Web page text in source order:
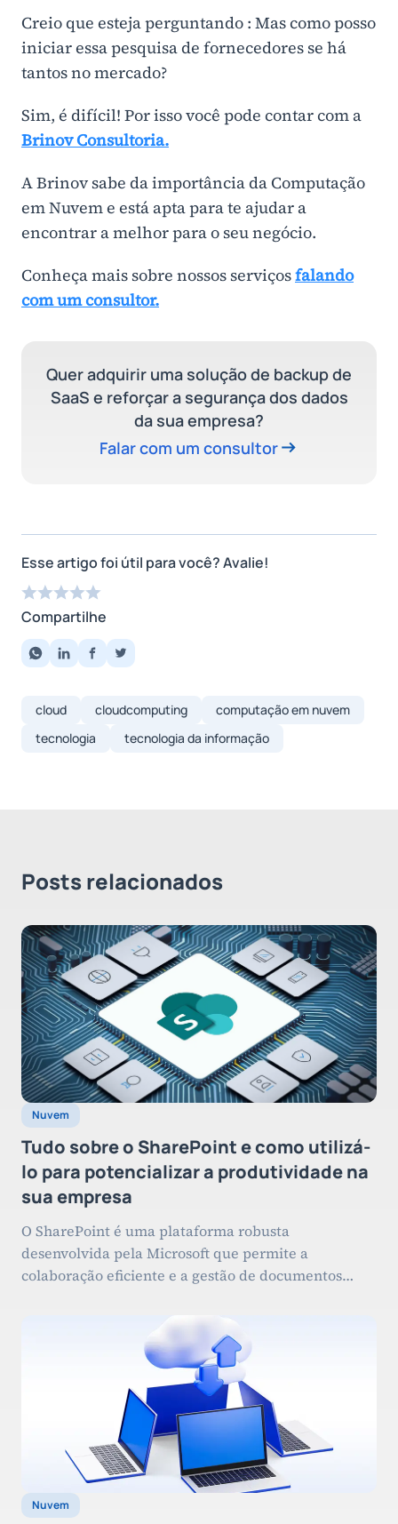
Creio que esteja perguntando : Mas como posso
iniciar essa pesquisa de fornecedores se há
tantos no mercado?
Sim, é difícil! Por isso você pode contar com a
Brinov Consultoria.
A Brinov sabe da importância da Computação
em Nuvem e está apta para te ajudar a
encontrar a melhor para o seu negócio.
Conheça mais sobre nossos serviçosfalando
com um consultor.
Quer adquirir uma solução de backup de
SaaS e reforçar a segurança dos dados
da sua empresa?
Falar com um consultor
Esse artigo foi útil para você? Avalie!
Compartilhe
cloud cloudcomputing
computação em nuvem
tecnologia
tecnologia da informação
Posts relacionados
Nuvem
Tudo sobre o SharePoint e como utilizá-
lo para potencializar a produtividade na
sua empresa
O SharePoint é uma plataforma robusta
desenvolvida pela Microsoft que permite a
colaboração eficiente e a gestão de documentos
SharePoint evoluiu para se tornar uma ferramenta
essencial para empresas que buscam aumentar a
produtividade e melhorar a comunicação interna.
Neste blogpost, vamos explorar tudo sobre o
Nuvem